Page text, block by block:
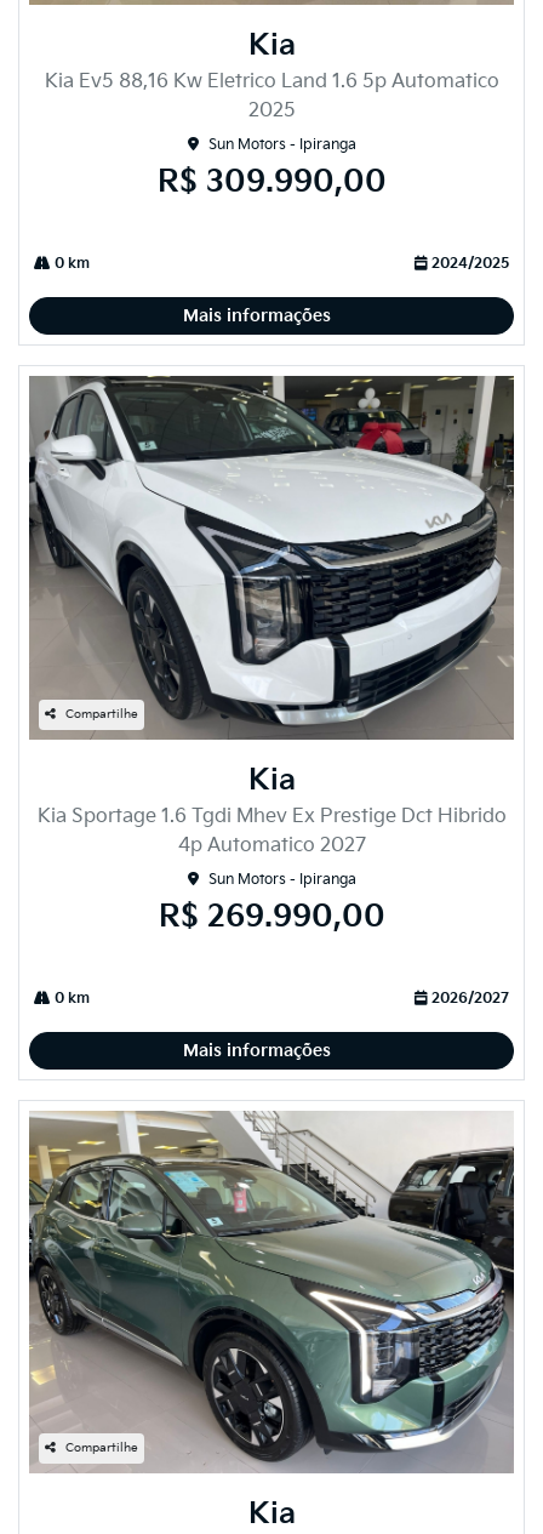
Kia
Kia Ev5 88,16 Kw Eletrico Land 1.6 5p Automatico
2025
Sun Motors - Ipiranga
R$ 309.990,00
0 km 2024/2025
Mais informações
Compartilhe
Kia
Kia Sportage 1.6 Tgdi Mhev Ex Prestige Dct Hibrido
4p Automatico 2027
Sun Motors - Ipiranga
R$ 269.990,00
0 km 2026/2027
Mais informações
Compartilhe
Kia